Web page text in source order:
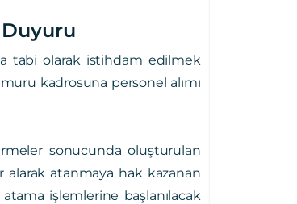
Duyuru
tabi olarak istihdam edilmek
kadrosuna personel alımı
sonucunda oluşturulan
alarak atanmaya hak kazanan
işlemlerine başlanılacak